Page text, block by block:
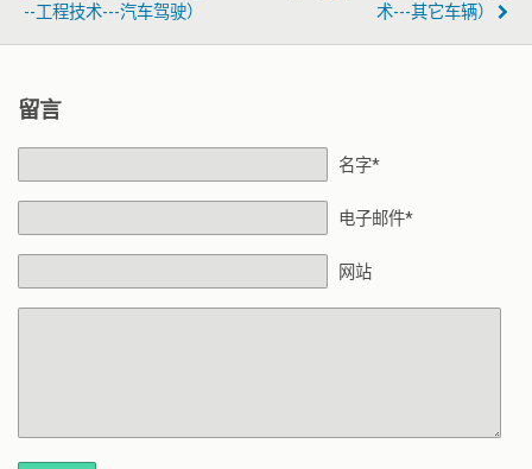
--工程技术---汽车驾驶）
术---其它车辆）
留言
名字*
电子邮件*
网站